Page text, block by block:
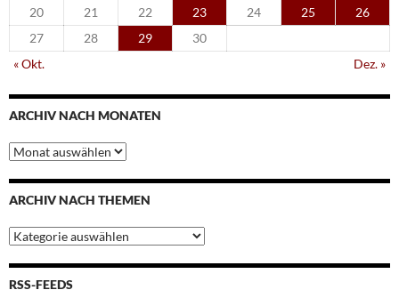
20
21 22 23 24 25
26
27
28 29
30
« Okt.
Dez. »
ARCHIV NACH MONATEN
Archiv
nach
Monaten
ARCHIV NACH THEMEN
Archiv
nach
Themen
RSS-FEEDS